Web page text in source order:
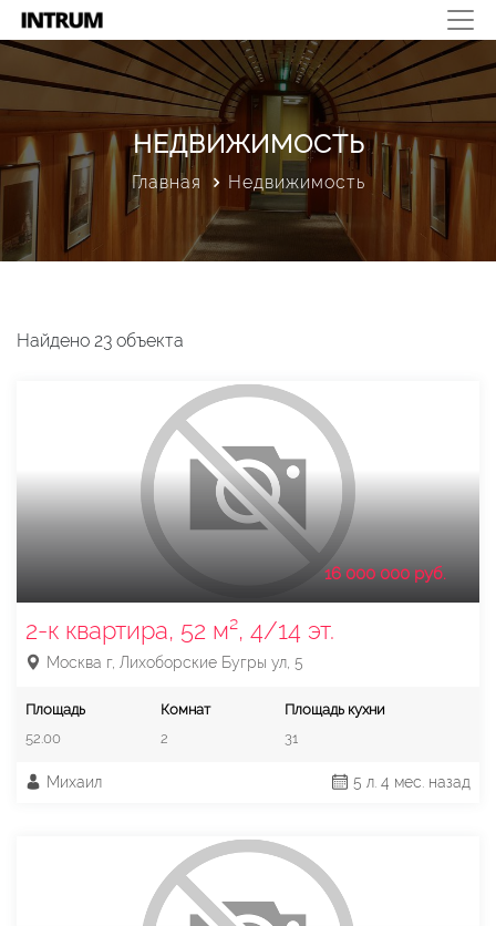
НЕДВИЖИМОСТЬ
Главная Недвижимость
Найдено 23 объекта
16 000 000 руб.
2-к квартира, 52 м², 4/14 эт.
Москва г, Лихоборские Бугры ул, 5
Площадь
52.00
Комнат
2
Площадь кухни
31
Михаил 5 л. 4 мес. назад